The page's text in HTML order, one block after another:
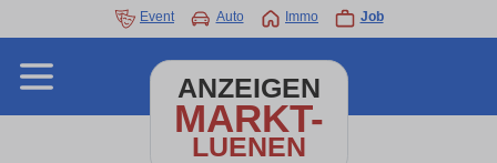
Event Auto Immo Job
ANZEIGEN
MARKT-
LUENEN